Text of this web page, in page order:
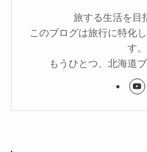
旅する生活を目
このブログは旅行に特化
す。
もうひとつ、北海道